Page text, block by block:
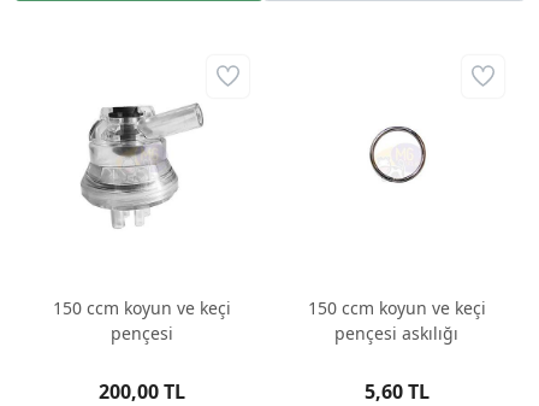
150 ccm koyun ve keçi
pençesi
200,00 TL
150 ccm koyun ve keçi
pençesi askılığı
5,60 TL